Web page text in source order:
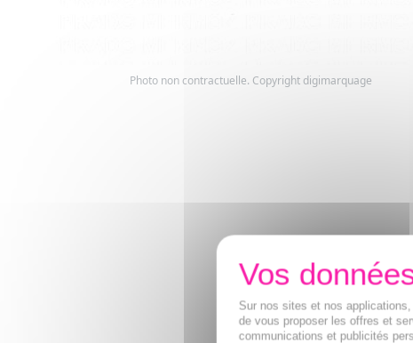
Photo non contractuelle. Copyright digimarquage
Sur nos sites et nos
de vous proposer les offres et
communications et publicités